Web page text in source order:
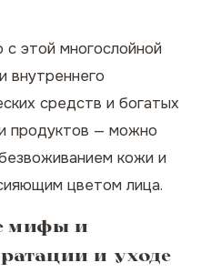
этой многослойной
внутреннего
средств и богатых
продуктов — можно
кожи и
цветом лица.
мифы и
и уходе